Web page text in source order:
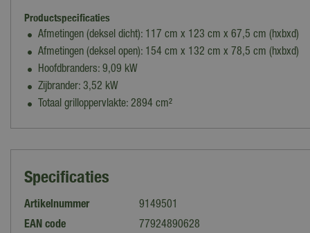
Productspecificaties
Afmetingen (deksel dicht): 117 cm x 123 cm x 67,5 cm (hxbxd)
Afmetingen (deksel open): 154 cm x 132 cm x 78,5 cm (hxbxd)
Hoofdbranders: 9,09 kW
Zijbrander: 3,52 kW
Totaal grilloppervlakte: 2894 cm²
Specificaties
Artikelnummer
9149501
EAN code
77924890628